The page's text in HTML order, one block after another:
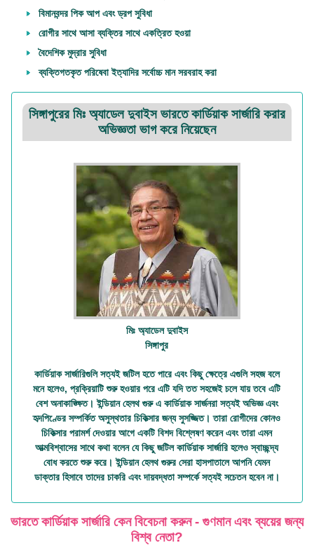
বিমানবন্দর পিক আপ এবং ড্রপ সুবিধা
রোগীর সাথে আসা ব্যক্তির সাথে একত্রিত হওয়া
বৈদেশিক মুদ্রার সুবিধা
ব্যক্তিগতকৃত পরিষেবা ইত্যাদির সর্বোচ্চ মান সরবরাহ করা
সিঙ্গাপুরের মিঃ অ্যাডেল দুবাইস ভারতে কার্ডিয়াক সার্জারি করার
অভিজ্ঞতা ভাগ করে নিয়েছেন
মিঃ অ্যাডেল দুবাইস
সিঙ্গাপুর
কার্ডিয়াক সার্জারিগুলি সত্যই জটিল হতে পারে এবং কিছু ক্ষেত্রে এগুলি সহজ বলে
মনে হলেও, প্রক্রিয়াটি শুরু হওয়ার পরে এটি যদি তত সহজেই চলে যায় তবে এটি
বেশ অনাকাঙ্ক্ষিত।ইন্ডিয়ান হেলথ গুরুএ কার্ডিয়াক সার্জনরা সত্যই অভিজ্ঞ এবং
হৃদপিণ্ডের সম্পর্কিত অসুস্থতার চিকিত্সার জন্য সুসজ্জিত। তারা রোগীদের কোনও
চিকিত্সার পরামর্শ দেওয়ার আগে একটি বিশদ বিশ্লেষণ করেন এবং তারা এমন
আত্মবিশ্বাসের সাথে কথা বলেন যে কিছু জটিলকার্ডিয়াক সার্জারিহলেও স্বাচ্ছন্দ্য
বোধ করতে শুরু করে। ইন্ডিয়ান হেলথ গুরুর সেরা হাসপাতালে আপনি যেমন
ডাক্তার হিসাবে তাদের চাকরি এবং দায়বদ্ধতা সম্পর্কে সত্যই সচেতন হবেন না।
ভারতে কার্ডিয়াক সার্জারি কেন বিবেচনা করুন - গুণমান এবং ব্যয়ের জন্য
বিশ্ব নেতা?